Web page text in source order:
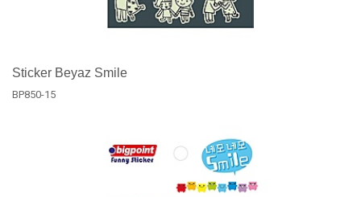
Sticker Beyaz Smile
BP850-15